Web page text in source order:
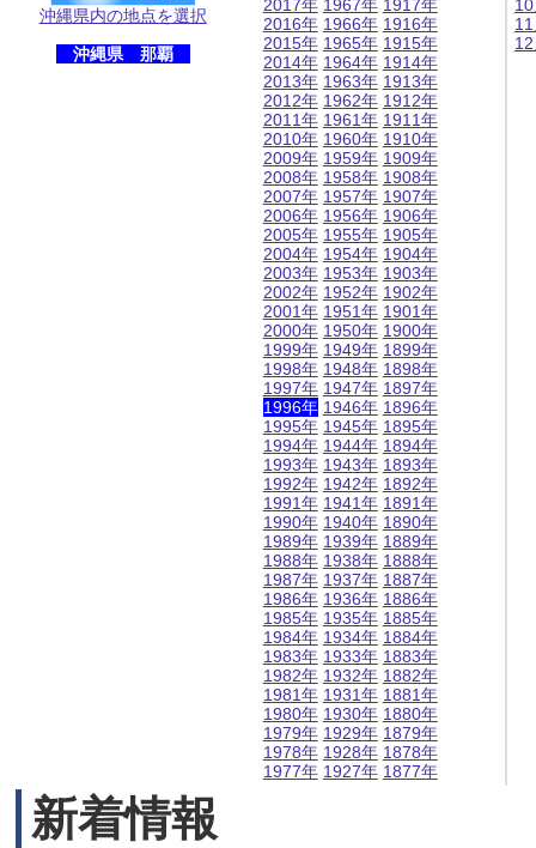
沖縄県内の地点を選択
沖縄県 那覇
2017年
2016年
2015年
2014年
2013年
2012年
2011年
2010年
2009年
2008年
2007年
2006年
2005年
2004年
2003年
2002年
2001年
2000年
1999年
1998年
1997年
1996年
1995年
1994年
1993年
1992年
1991年
1990年
1989年
1988年
1987年
1986年
1985年
1984年
1983年
1982年
1981年
1980年
1979年
1978年
1977年
1967年
1966年
1965年
1964年
1963年
1962年
1961年
1960年
1959年
1958年
1957年
1956年
1955年
1954年
1953年
1952年
1951年
1950年
1949年
1948年
1947年
1946年
1945年
1944年
1943年
1942年
1941年
1940年
1939年
1938年
1937年
1936年
1935年
1934年
1933年
1932年
1931年
1930年
1929年
1928年
1927年
1917年
1916年
1915年
1914年
1913年
1912年
1911年
1910年
1909年
1908年
1907年
1906年
1905年
1904年
1903年
1902年
1901年
1900年
1899年
1898年
1897年
1896年
1895年
1894年
1893年
1892年
1891年
1890年
1889年
1888年
1887年
1886年
1885年
1884年
1883年
1882年
1881年
1880年
1879年
1878年
1877年
新着情報